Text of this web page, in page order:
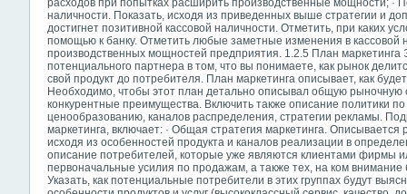
расходов при попытках расширить производственные мощности; ·
наличности. Показать, исходя из приведенных выше стратегии и
достигнет позитивной кассовой наличности. Отметить, при каких
помощью к банку. Отметить любые заметные изменения в кассовой
производственных мощностей предприятия. 1.2.5 План маркетинга
потенциального партнера в том, что вы понимаете, как рынок
свой продукт до потребителя. План маркетинга описывает, как
Необходимо, чтобы этот план детально описывал общую рыночную
конкурентные преимущества. Включить также описание политики
ценообразованию, каналов распределения, стратегии рекламы.
маркетинга, включает: · Общая стратегия маркетинга.
исходя из особенностей продукта и каналов реализации в
описание потребителей, которые уже являются клиентами фирмы
первоначальные усилия по продажам, а также тех, на ком внимание
Указать, как потенциальные потребители в этих группах будут